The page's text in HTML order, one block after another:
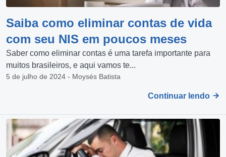
Saiba como eliminar contas de vida
com seu NIS em poucos meses
Saber como eliminar contas é uma tarefa importante para
muitos brasileiros, e aqui vamos te...
5 de julho de 2024 - Moysés Batista
Continuar lendo